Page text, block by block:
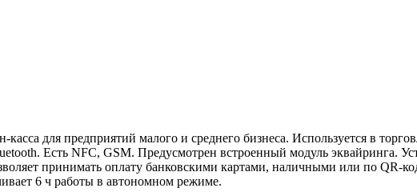
для предприятий малого и среднего бизнеса. Используется в
Есть NFC, GSM. Предусмотрен встроенный модуль эквайринга.
принимать оплату банковскими картами, наличными или по QR-
6 ч работы в автономном режиме.